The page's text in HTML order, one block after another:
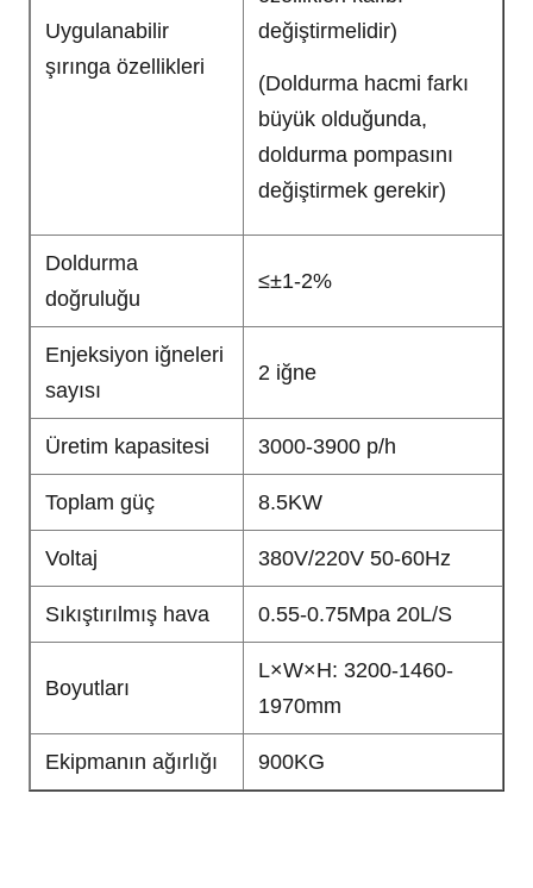
Uygulanabilir
şırınga özellikleri
değiştirmelidir)
(Doldurma hacmi farkı
büyük olduğunda,
doldurma pompasını
değiştirmek gerekir)
Doldurma
doğruluğu
≤±1-2%
Enjeksiyon iğneleri
sayısı
2 iğne
Üretim kapasitesi 3000-3900 p/h
Toplam güç 8.5KW
Voltaj 380V/220V 50-60Hz
Sıkıştırılmış hava 0.55-0.75Mpa 20L/S
Boyutları
L×W×H: 3200-1460-
1970mm
Ekipmanın ağırlığı 900KG